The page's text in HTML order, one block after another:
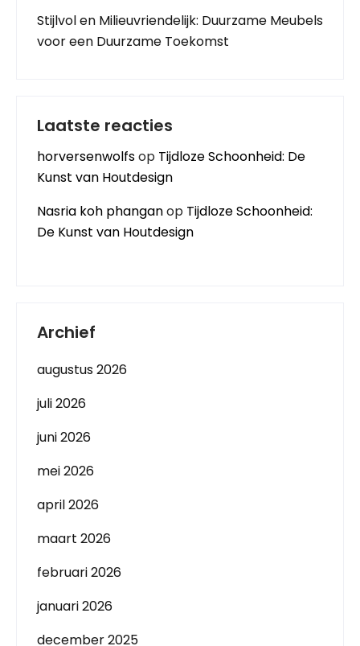
Stijlvol en Milieuvriendelijk: Duurzame Meubels
voor een Duurzame Toekomst
Laatste reacties
horversenwolfsop Tijdloze Schoonheid: De
Kunst van Houtdesign
Nasria koh phanganop Tijdloze Schoonheid:
De Kunst van Houtdesign
Archief
augustus 2026
juli 2026
juni 2026
mei 2026
april 2026
maart 2026
februari 2026
januari 2026
december 2025